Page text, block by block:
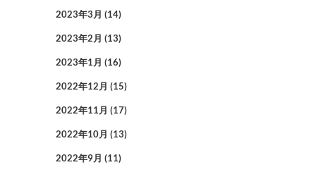
2023年3月 (14)
2023年2月 (13)
2023年1月 (16)
2022年12月 (15)
2022年11月 (17)
2022年10月 (13)
2022年9月 (11)